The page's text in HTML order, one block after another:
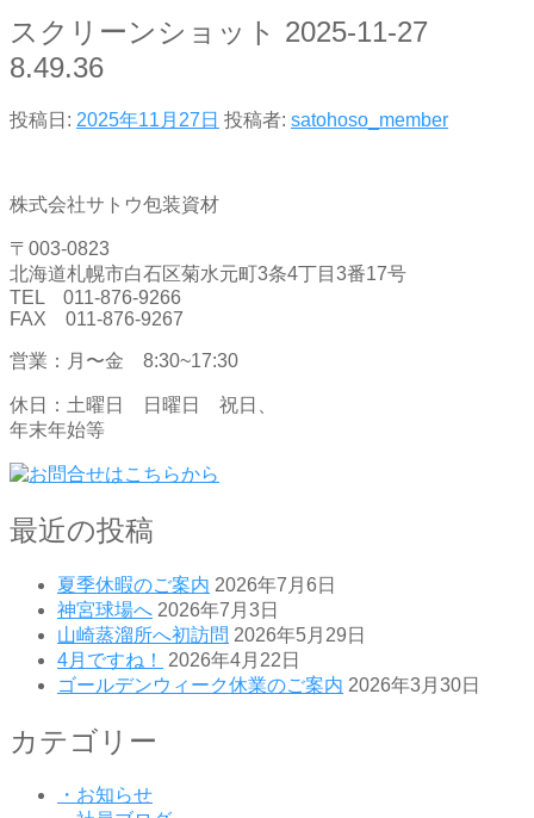
スクリーンショット 2025-11-27
8.49.36
投稿日: 2025年11月27日 投稿者: satohoso_member
株式会社サトウ包装資材
〒003-0823
北海道札幌市白石区菊水元町3条4丁目3番17号
TEL 011-876-9266
FAX 011-876-9267
営業：月〜金 8:30~17:30
休日：土曜日 日曜日 祝日、
年末年始等
最近の投稿
夏季休暇のご案内 2026年7月6日
神宮球場へ 2026年7月3日
山崎蒸溜所へ初訪問 2026年5月29日
4月ですね！
2026年4月22日
ゴールデンウィーク休業のご案内 2026年3月30日
カテゴリー
・お知らせ